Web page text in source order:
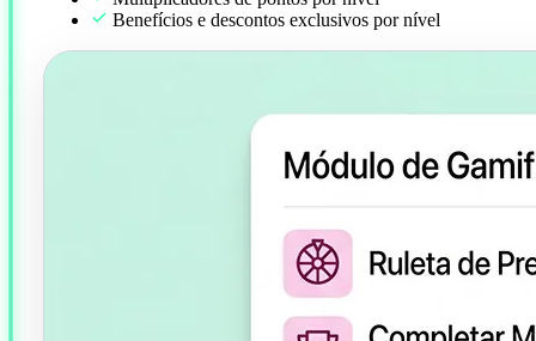
Benefícios e descontos exclusivos por nível